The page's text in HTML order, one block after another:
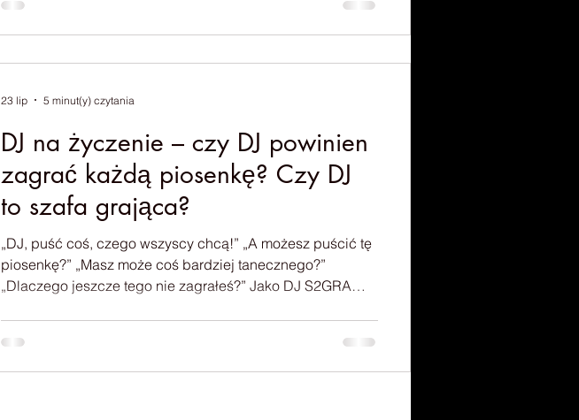
postaram się wyjaśnić to możliwie prosto. Warto jednak
pamiętać, że kwestia opłat za muzykę może zależeć od
DJ na życzenie – czy DJ powinien
zagrać każdą piosenkę? Czy DJ
to szafa grająca?
„DJ, puść coś, czego wszyscy chcą!” „A możesz puścić tę
piosenkę?” „Masz może coś bardziej tanecznego?”
„Dlaczego jeszcze tego nie zagrałeś?” Jako DJ S2GRA
23 lip 5 minut(y) czytania